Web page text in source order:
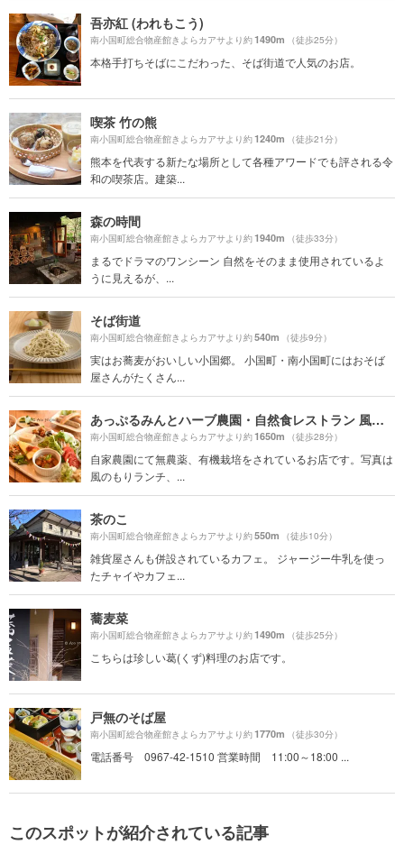
吾亦紅 (われもこう)
南小国町総合物産館きよらカアサより約1490m （徒歩25分）
本格手打ちそばにこだわった、そば街道で人気のお店。
喫茶 竹の熊
南小国町総合物産館きよらカアサより約1240m （徒歩21分）
熊本を代表する新たな場所として各種アワードでも評される令
和の喫茶店。建築...
森の時間
南小国町総合物産館きよらカアサより約1940m （徒歩33分）
まるでドラマのワンシーン 自然をそのまま使用されているよ
うに見えるが、...
そば街道
南小国町総合物産館きよらカアサより約540m （徒歩9分）
実はお蕎麦がおいしい小国郷。 小国町・南小国町にはおそば
屋さんがたくさん...
あっぷるみんとハーブ農園・自然食レストラン 風のもり
南小国町総合物産館きよらカアサより約1650m （徒歩28分）
自家農園にて無農薬、有機栽培をされているお店です。写真は
風のもりランチ、...
茶のこ
南小国町総合物産館きよらカアサより約550m （徒歩10分）
雑貨屋さんも併設されているカフェ。 ジャージー牛乳を使っ
たチャイやカフェ...
蕎麦菜
南小国町総合物産館きよらカアサより約1490m （徒歩25分）
こちらは珍しい葛(くず)料理のお店です。
戸無のそば屋
南小国町総合物産館きよらカアサより約1770m （徒歩30分）
電話番号 0967-42-1510 営業時間 11:00～18:00 ...
このスポットが紹介されている記事